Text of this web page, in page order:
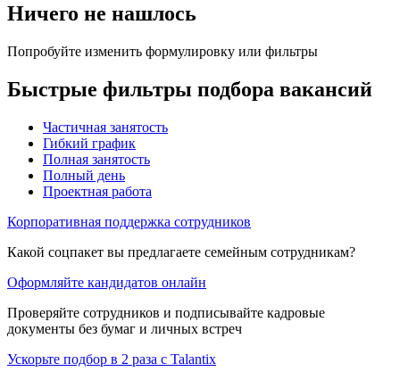
Ничего не нашлось
Попробуйте изменить формулировку или фильтры
Быстрые фильтры подбора вакансий
Частичная занятость
Гибкий график
Полная занятость
Полный день
Проектная работа
Корпоративная поддержка сотрудников
Какой соцпакет вы предлагаете семейным сотрудникам?
Оформляйте кандидатов онлайн
Проверяйте сотрудников и подписывайте кадровые
документы без бумаг и личных встреч
Ускорьте подбор в 2 раза с Talantix